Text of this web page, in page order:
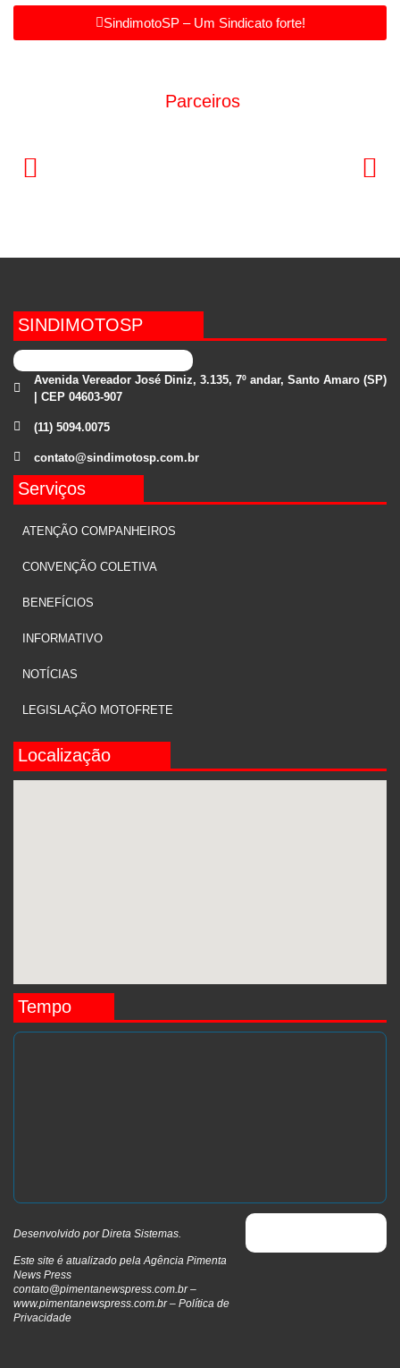
SindimotoSP – Um Sindicato forte!
Parceiros
SINDIMOTOSP
Avenida Vereador José Diniz, 3.135, 7º andar, Santo Amaro (SP)
| CEP 04603-907
(11) 5094.0075
contato@sindimotosp.com.br
Serviços
ATENÇÃO COMPANHEIROS
CONVENÇÃO COLETIVA
BENEFÍCIOS
INFORMATIVO
NOTÍCIAS
LEGISLAÇÃO MOTOFRETE
Localização
Tempo
Desenvolvido porDireta Sistemas
Este site é atualizado pela Agência Pimenta
News Press
contato@pimentanewspress.com.br–
www.pimentanewspress.com.br – Política de
Privacidade